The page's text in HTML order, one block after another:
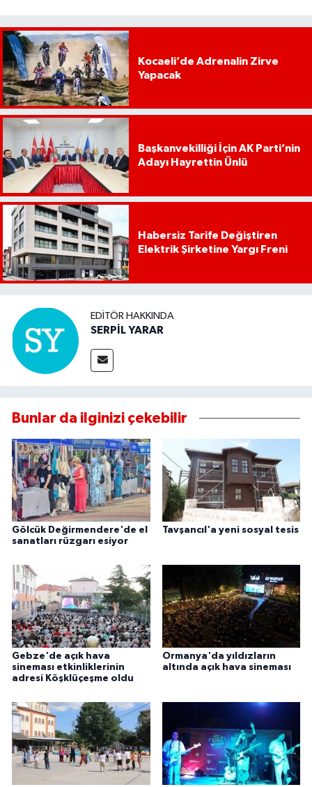
Kocaeli’de Adrenalin Zirve
Yapacak
Başkanvekilliği İçin AK Parti’nin
Adayı Hayrettin Ünlü
Habersiz Tarife Değiştiren
Elektrik Şirketine Yargı Freni
EDITÖR HAKKINDA
SERPİL YARAR
Bunlar da ilginizi çekebilir
Gölcük Değirmendere'de el
sanatları rüzgarı esiyor
Tavşancıl'a yeni sosyal tesis
Gebze'de açık hava
sineması etkinliklerinin
adresi Köşklüçeşme oldu
Ormanya'da yıldızların
altında açık hava sineması